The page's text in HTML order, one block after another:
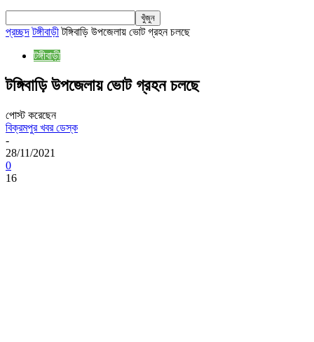
প্রচ্ছদ টঙ্গীবাড়ী টঙ্গিবাড়ি উপজেলায় ভোট গ্রহন চলছে
টঙ্গীবাড়ী
টঙ্গিবাড়ি উপজেলায় ভোট গ্রহন চলছে
পোস্ট করেছেন
বিক্রমপুর খবর ডেস্ক
-
28/11/2021
0
16